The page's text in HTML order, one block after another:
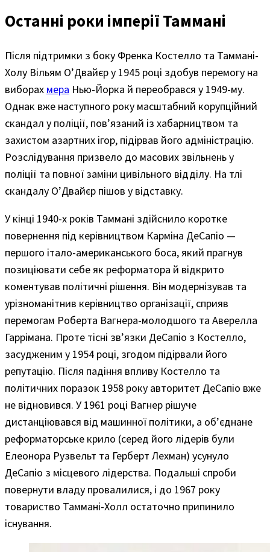
Останні роки імперії Таммані
Після підтримки з боку Френка Костелло та Таммані-
Холу Вільям О’Двайєр у 1945 році здобув перемогу на
виборах мера Нью-Йорка й переобрався у 1949-му.
Однак вже наступного року масштабний корупційний
скандал у поліції, пов’язаний із хабарництвом та
захистом азартних ігор, підірвав його адміністрацію.
Розслідування призвело до масових звільнень у
поліції та повної заміни цивільного відділу. На тлі
скандалу О’Двайєр пішов у відставку.
У кінці 1940-х років Таммані здійснило коротке
повернення під керівництвом Карміна ДеСапіо —
першого італо-американського боса, який прагнув
позиціювати себе як реформатора й відкрито
коментував політичні рішення. Він модернізував та
урізноманітнив керівництво організації, сприяв
перемогам Роберта Вагнера-молодшого та Аверелла
Гаррімана. Проте тісні зв’язки ДеСапіо з Костелло,
засудженим у 1954 році, згодом підірвали його
репутацію. Після падіння впливу Костелло та
політичних поразок 1958 року авторитет ДеСапіо вже
не відновився. У 1961 році Вагнер рішуче
дистанціювався від машинної політики, а об’єднане
реформаторське крило (серед його лідерів були
Елеонора Рузвельт та Герберт Лехман) усунуло
ДеСапіо з місцевого лідерства. Подальші спроби
повернути владу провалилися, і до 1967 року
товариство Таммані-Холл остаточно припинило
існування.